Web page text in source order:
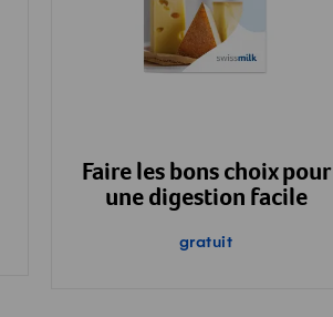
Faire les bons choix pour
une digestion facile
gratuit